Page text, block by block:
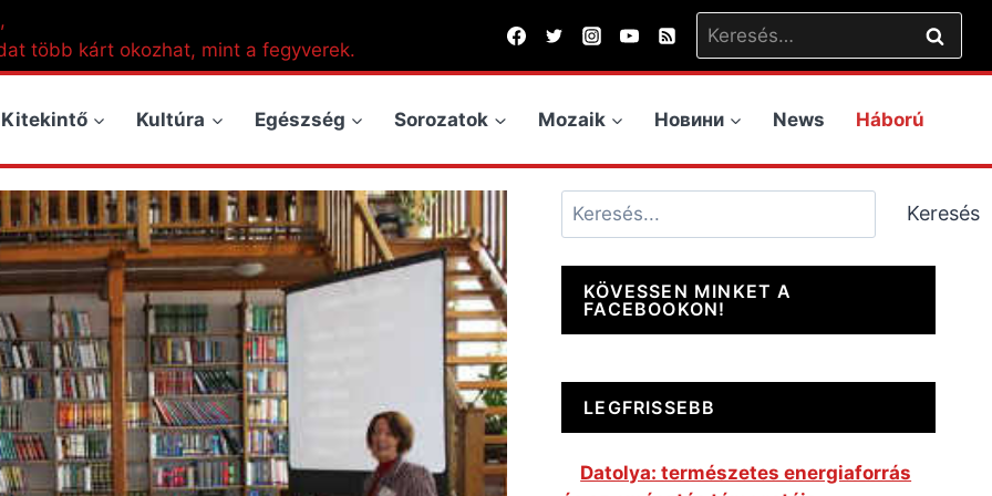
több kárt okozhat, mint a fegyverek.
Keresés:
Kitekintő Kultúra Egészség Sorozatok Mozaik Новини News Háború
Keresés Keresés
KÖVESSEN MINKET A
FACEBOOKON!
LEGFRISSEBB
Datolya: természetes energiaforrás